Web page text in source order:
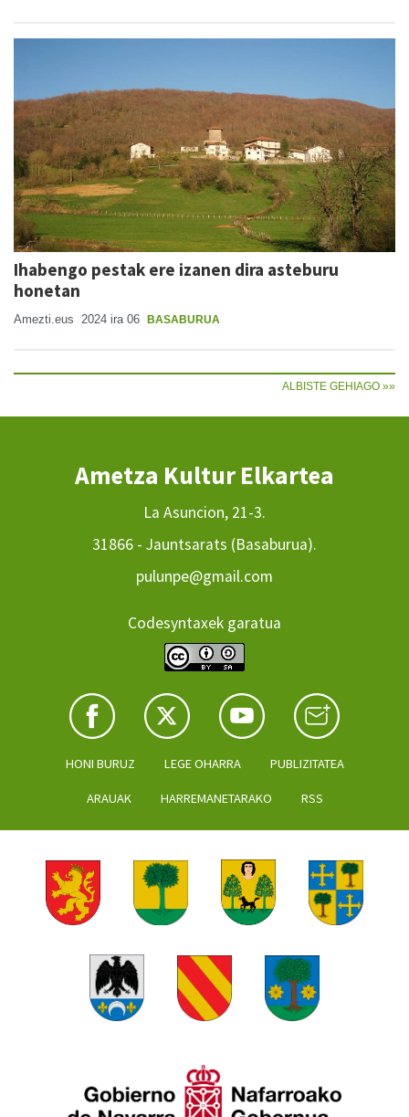
Ihabengo pestak ere izanen dira asteburu
honetan
Amezti.eus 2024 ira 06 BASABURUA
ALBISTE GEHIAGO »»
Ametza Kultur Elkartea
La Asuncion, 21-3.
31866 - Jauntsarats (Basaburua).
pulunpe@gmail.com
Codesyntaxek garatua
HONI BURUZ LEGE OHARRA PUBLIZITATEA
ARAUAK HARREMANETARAKO RSS